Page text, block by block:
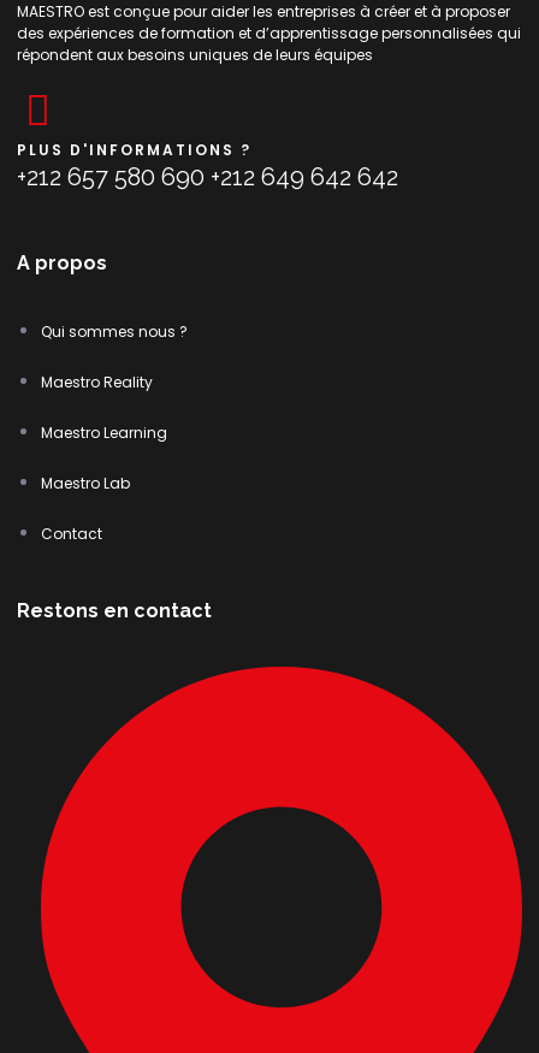
MAESTRO est conçue pour aider les entreprises à créer et à proposer
des expériences de formation et d’apprentissage personnalisées qui
répondent aux besoins uniques de leurs équipes
PLUS D'INFORMATIONS ?
+212 657 580 690 +212 649 642 642
A propos
Qui sommes nous ?
Maestro Reality
Maestro Learning
Maestro Lab
Contact
Restons en contact